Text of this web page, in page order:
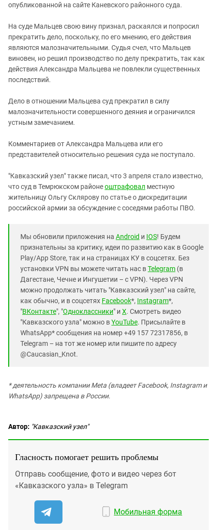
опубликованной на сайте Каневского районного суда.
На суде Мальцев свою вину признал, раскаялся и попросил
прекратить дело, поскольку, по его мнению, его действия
являются малозначительными. Судья счел, что Мальцев
виновен, но решил производство по делу прекратить, так как
действия Александра Мальцева не повлекли существенных
последствий.
Дело в отношении Мальцева суд прекратил в силу
малозначительности совершенного деяния и ограничился
устным замечанием.
Комментариев от Александра Мальцева или его
представителей относительно решения суда не поступало.
"Кавказский узел" также писал, что 3 апреля стало известно,
что суд в Темрюкском районеоштрафовал местную
жительницу Ольгу Склярову по статье о дискредитации
российской армии за обсуждение с соседями работы ПВО.
Мы обновили приложения на Android и IOS! Будем
признательны за критику, идеи по развитию как в Google
Play/App Store, так и на страницах КУ в соцсетях. Без
установки VPN вы можете читать нас вTelegram (в
Дагестане, Чечне и Ингушетии – с VPN). Через VPN
можно продолжать читать "Кавказский узел" на сайте,
как обычно, и в соцсетях Facebook*, Instagram*,
"ВКонтакте", "Одноклассники" и X. Смотреть видео
"Кавказского узла" можно вYouTube. Присылайте в
WhatsApp* сообщения на номер +49 157 72317856, в
Telegram – на тот же номер или пишите по адресу
@Caucasian_Knot.
* деятельность компании Meta (владеет Facebook, Instagram и
WhatsApp) запрещена в России.
Автор: "Кавказский узел"
Гласность помогает решить проблемы
Отправь сообщение, фото и видео через бот
«Кавказского узла» в Telegram
Мобильная форма